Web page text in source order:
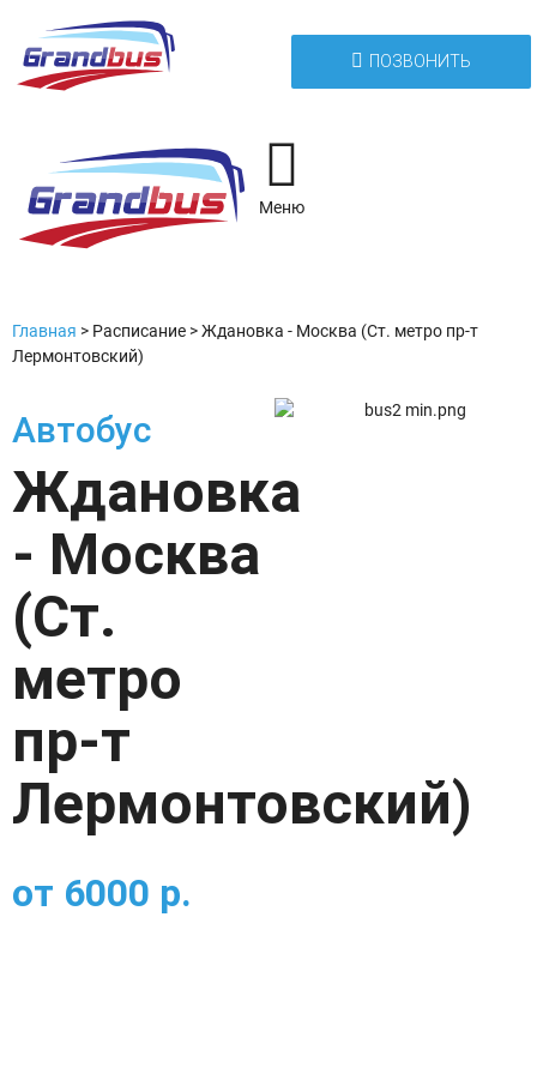
ПОЗВОНИТЬ
Меню
Главная > Расписание >Ждановка - Москва (Ст. метро пр-т
Лермонтовский)
Автобус
Ждановка
- Москва
(Ст.
метро
пр-т
Лермонтовский)
от 6000 р.